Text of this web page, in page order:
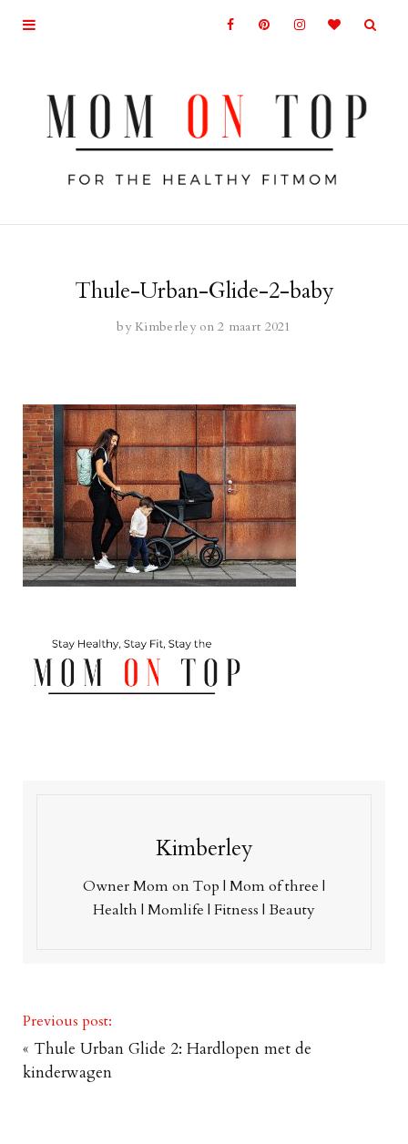
Thule-Urban-Glide-2-baby
by Kimberley on 2 maart 2021
Kimberley
Owner Mom on Top | Mom of three |
Health | Momlife | Fitness | Beauty
Previous post:
« Thule Urban Glide 2: Hardlopen met de
kinderwagen